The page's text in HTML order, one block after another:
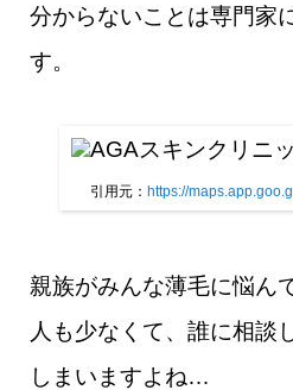
分からないことは専門家
す。
引用元： https://
親族がみんな薄毛に悩ん
人も少なくて、誰に相談
しまいますよね…